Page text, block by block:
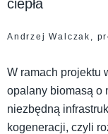
ciepła
Andrzej Walczak,
W ramach projektu
opalany biomasą o
niezbędną
kogeneracji, czyli